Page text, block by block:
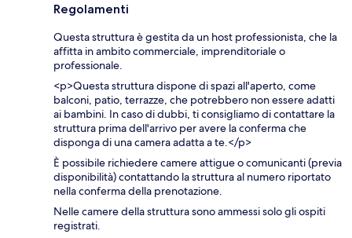
Regolamenti
Questa struttura è gestita da un host professionista, che la
affitta in ambito commerciale, imprenditoriale o
professionale.
<p>Questa struttura dispone di spazi all'aperto, come
balconi, patio, terrazze, che potrebbero non essere adatti
ai bambini. In caso di dubbi, ti consigliamo di contattare la
struttura prima dell'arrivo per avere la conferma che
disponga di una camera adatta a te.</p>
È possibile richiedere camere attigue o comunicanti (previa
disponibilità) contattando la struttura al numero riportato
nella conferma della prenotazione.
Nelle camere della struttura sono ammessi solo gli ospiti
registrati.